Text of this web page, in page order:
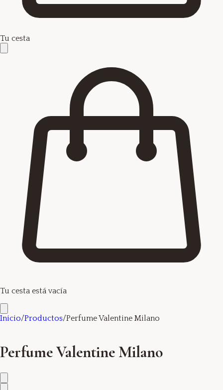
Tu cesta
Tu cesta está vacía
Inicio/Productos/Perfume Valentine Milano
Perfume Valentine Milano